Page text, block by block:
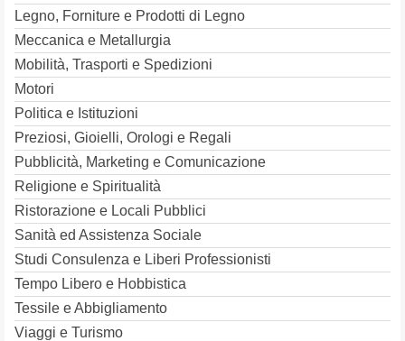
Legno, Forniture e Prodotti di Legno
Meccanica e Metallurgia
Mobilità, Trasporti e Spedizioni
Motori
Politica e Istituzioni
Preziosi, Gioielli, Orologi e Regali
Pubblicità, Marketing e Comunicazione
Religione e Spiritualità
Ristorazione e Locali Pubblici
Sanità ed Assistenza Sociale
Studi Consulenza e Liberi Professionisti
Tempo Libero e Hobbistica
Tessile e Abbigliamento
Viaggi e Turismo